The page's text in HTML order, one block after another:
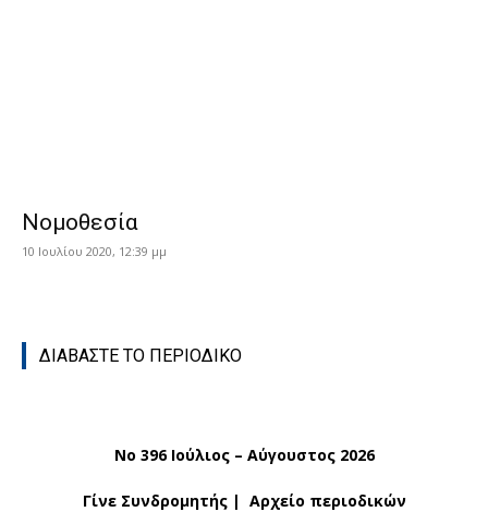
Νομοθεσία
10 Ιουλίου 2020, 12:39 μμ
ΔΙΑΒΑΣΤΕ ΤΟ ΠΕΡΙΟΔΙΚΟ
No 396 Ιούλιος – Αύγουστος 2026
Γίνε Συνδρομητής| Αρχείο περιοδικών